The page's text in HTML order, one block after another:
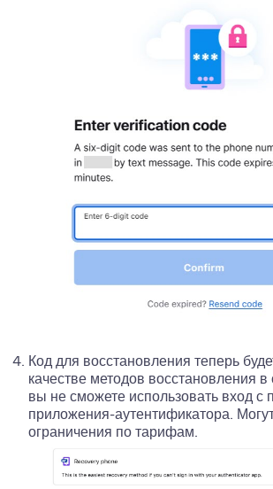
Код для восстановления теперь
качестве методов восстановления в
вы не сможете использовать вход
приложения-аутентификатора.
ограничения по тарифам.